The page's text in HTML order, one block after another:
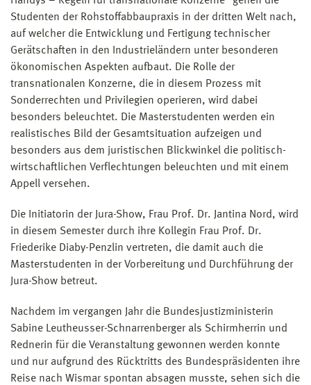
Studenten der Rohstoffabbaupraxis in der dritten Welt nach,
auf welcher die Entwicklung und Fertigung technischer
Gerätschaften in den Industrieländern unter besonderen
ökonomischen Aspekten aufbaut. Die Rolle der
transnationalen Konzerne, die in diesem Prozess mit
Sonderrechten und Privilegien operieren, wird dabei
besonders beleuchtet. Die Masterstudenten werden ein
realistisches Bild der Gesamtsituation aufzeigen und
besonders aus dem juristischen Blickwinkel die politisch-
wirtschaftlichen Verflechtungen beleuchten und mit einem
Appell versehen.
Die Initiatorin der Jura-Show, Frau Prof. Dr. Jantina Nord, wird
in diesem Semester durch ihre Kollegin Frau Prof. Dr.
Friederike Diaby-Penzlin vertreten, die damit auch die
Masterstudenten in der Vorbereitung und Durchführung der
Jura-Show betreut.
Nachdem im vergangen Jahr die Bundesjustizministerin
Sabine Leutheusser-Schnarrenberger als Schirmherrin und
Rednerin für die Veranstaltung gewonnen werden konnte
und nur aufgrund des Rücktritts des Bundespräsidenten ihre
Reise nach Wismar spontan absagen musste, sehen sich die